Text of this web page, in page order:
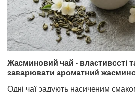
Жасминовий чай - властивості
заварювати ароматний
Одні чаї радують насиченим